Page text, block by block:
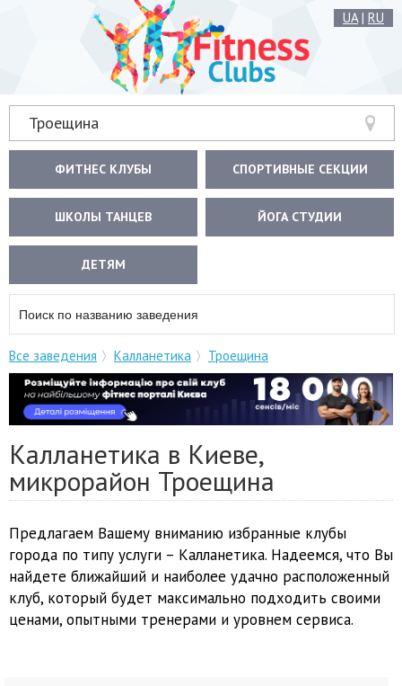
UA| RU
Троещина
ФИТНЕС КЛУБЫ СПОРТИВНЫЕ СЕКЦИИ
ШКОЛЫ ТАНЦЕВ ЙОГА СТУДИИ
ДЕТЯМ
Все заведения Калланетика Троещина
Калланетика в Киеве,
микрорайон Троещина
Предлагаем Вашему вниманию избранные клубы
города по типу услуги – Калланетика. Надеемся, что Вы
найдете ближайший и наиболее удачно расположенный
клуб, который будет максимально подходить своими
ценами, опытными тренерами и уровнем сервиса.